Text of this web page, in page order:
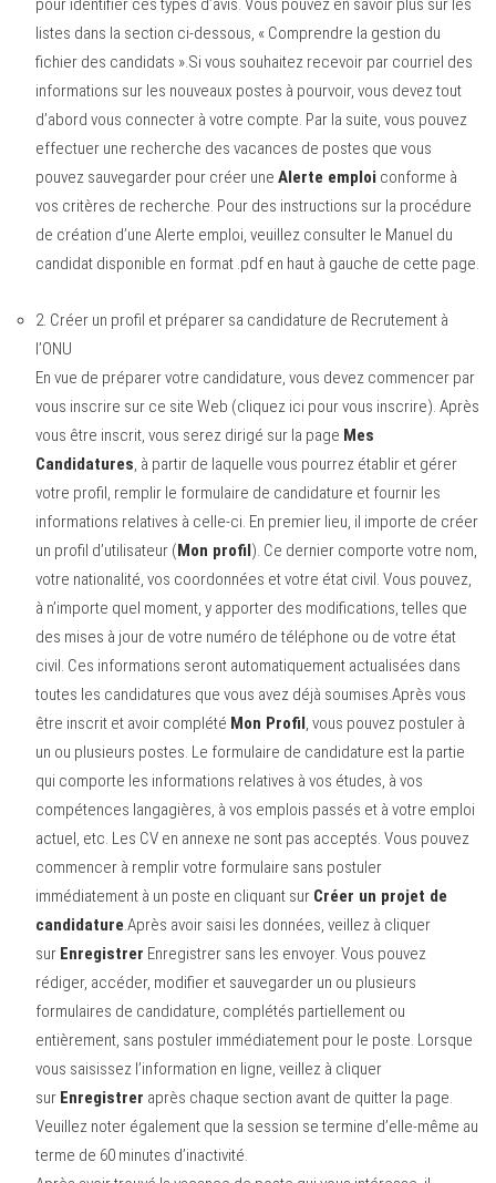
pour identifier ces types d’avis. Vous pouvez en savoir plus sur les
listes dans la section ci-dessous, « Comprendre la gestion du
fichier des candidats ».Si vous souhaitez recevoir par courriel des
informations sur les nouveaux postes à pourvoir, vous devez tout
d’abord vous connecter à votre compte. Par la suite, vous pouvez
effectuer une recherche des vacances de postes que vous
pouvez sauvegarder pour créer une Alerte emploi conforme à
vos critères de recherche. Pour des instructions sur la procédure
de création d’une Alerte emploi, veuillez consulter le Manuel du
candidat disponible en format .pdf en haut à gauche de cette page.
2. Créer un profil et préparer sa candidature de Recrutement à
l’ONU
En vue de préparer votre candidature, vous devez commencer par
vous inscrire sur ce site Web (cliquez ici pour vous inscrire). Après
vous être inscrit, vous serez dirigé sur la page Mes
Candidatures, à partir de laquelle vous pourrez établir et gérer
votre profil, remplir le formulaire de candidature et fournir les
informations relatives à celle-ci. En premier lieu, il importe de créer
un profil d’utilisateur (Mon profil). Ce dernier comporte votre nom,
votre nationalité, vos coordonnées et votre état civil. Vous pouvez,
à n’importe quel moment, y apporter des modifications, telles que
des mises à jour de votre numéro de téléphone ou de votre état
civil. Ces informations seront automatiquement actualisées dans
toutes les candidatures que vous avez déjà soumises.Après vous
être inscrit et avoir complété Mon Profil, vous pouvez postuler à
un ou plusieurs postes. Le formulaire de candidature est la partie
qui comporte les informations relatives à vos études, à vos
compétences langagières, à vos emplois passés et à votre emploi
actuel, etc. Les CV en annexe ne sont pas acceptés. Vous pouvez
commencer à remplir votre formulaire sans postuler
immédiatement à un poste en cliquant sur Créer un projet de
candidature.Après avoir saisi les données, veillez à cliquer
sur Enregistrer Enregistrer sans les envoyer. Vous pouvez
rédiger, accéder, modifier et sauvegarder un ou plusieurs
formulaires de candidature, complétés partiellement ou
entièrement, sans postuler immédiatement pour le poste. Lorsque
vous saisissez l’information en ligne, veillez à cliquer
sur Enregistrer après chaque section avant de quitter la page.
Veuillez noter également que la session se termine d’elle-même au
terme de 60 minutes d’inactivité.